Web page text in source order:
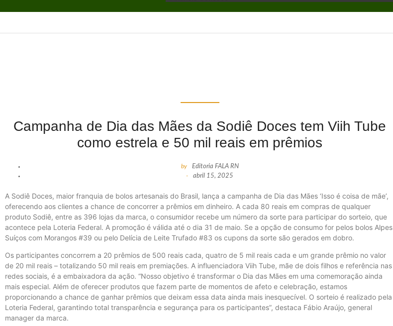
Campanha de Dia das Mães da Sodiê Doces tem Viih Tube
como estrela e 50 mil reais em prêmios
by Editoria FALA RN
- abril 15, 2025
A Sodiê Doces, maior franquia de bolos artesanais do Brasil, lança a campanha de Dia das Mães ‘Isso é coisa de mãe’,
oferecendo aos clientes a chance de concorrer a prêmios em dinheiro. A cada 80 reais em compras de qualquer
produto Sodiê, entre as 396 lojas da marca, o consumidor recebe um número da sorte para participar do sorteio, que
acontece pela Loteria Federal. A promoção é válida até o dia 31 de maio. Se a opção de consumo for pelos bolos Alpes
Suíços com Morangos #39 ou pelo Delícia de Leite Trufado #83 os cupons da sorte são gerados em dobro.
Os participantes concorrem a 20 prêmios de 500 reais cada, quatro de 5 mil reais cada e um grande prêmio no valor
de 20 mil reais – totalizando 50 mil reais em premiações. A influenciadora Viih Tube, mãe de dois filhos e referência nas
redes sociais, é a embaixadora da ação. “Nosso objetivo é transformar o Dia das Mães em uma comemoração ainda
mais especial. Além de oferecer produtos que fazem parte de momentos de afeto e celebração, estamos
proporcionando a chance de ganhar prêmios que deixam essa data ainda mais inesquecível. O sorteio é realizado pela
Loteria Federal, garantindo total transparência e segurança para os participantes”, destaca Fábio Araújo, general
manager da marca.